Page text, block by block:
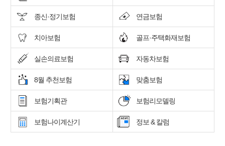
종신·정기보험 연금보험
치아보험 골프·주택화재보험
실손의료보험 자동차보험
8월 추천보험 맞춤보험
보험기획관 보험리모델링
보험나이계산기 정보 & 칼럼